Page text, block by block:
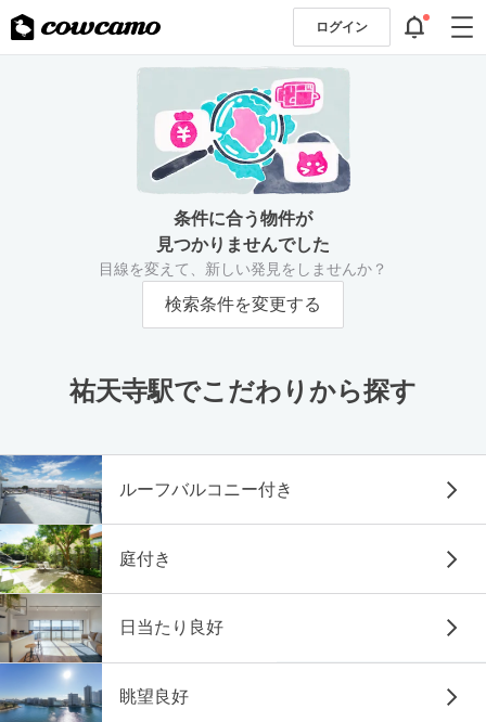
ログイン
条件に合う物件が
見つかりませんでした
目線を変えて、新しい発見をしませんか？
検索条件を変更する
祐天寺駅でこだわりから探す
ルーフバルコニー付き
庭付き
日当たり良好
眺望良好